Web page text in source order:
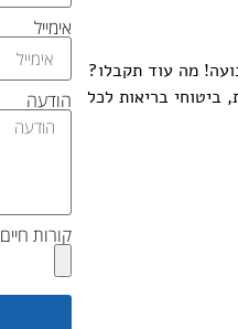
מה עוד תקבלו?
ביטוחי בריאות לכל
אימייל
הודעה
קורות חיים